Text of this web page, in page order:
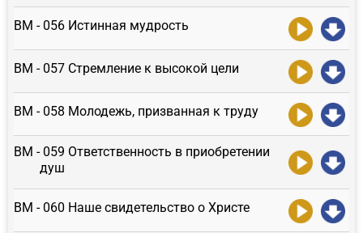
ВМ - 056 Истинная мудрость
ВМ - 057 Стремление к высокой цели
ВМ - 058 Молодежь, призванная к труду
ВМ - 059 Ответственность в приобретении
душ
ВМ - 060 Наше свидетельство о Христе